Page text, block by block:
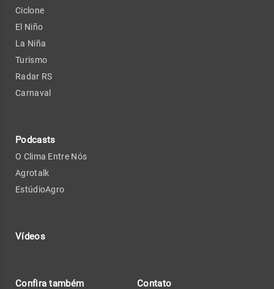
Ciclone
El Niño
La Niña
Turismo
Radar RS
Carnaval
Podcasts
O Clima Entre Nós
Agrotalk
EstúdioAgro
Vídeos
Confira também Contato